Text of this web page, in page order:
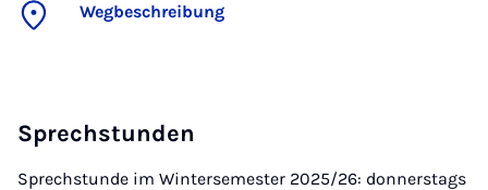
Wegbeschreibung
Sprechstunden
Sprechstunde im Wintersemester 2025/26: donnerstags